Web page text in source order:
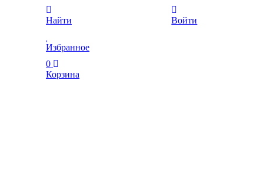
Найти
Избранное
0
Корзина
Войти